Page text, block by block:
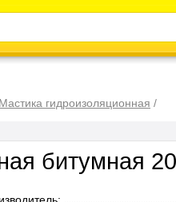
Мастика гидроизоляционная /
битумная